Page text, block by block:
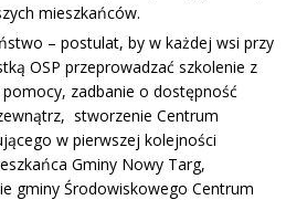
mieszkańców.
– postulat, by w każdej wsi przy
OSP przeprowadzać szkolenie z
zadbanie o dostępność
stworzenie Centrum
w pierwszej kolejności
Gminy Nowy Targ,
gminy Środowiskowego Centrum